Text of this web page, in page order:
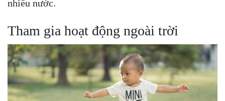
nhiều nước.
Tham gia hoạt động ngoài trời